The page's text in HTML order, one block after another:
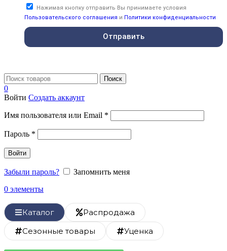
Нажимая кнопку отправить Вы принимаете условия
Пользовательского соглашения и Политики конфиденциальности
Отправить
Поиск
0
Войти Создать аккаунт
Имя пользователя или Email *
Пароль *
Войти
Забыли пароль?
Запомнить меня
0 элементы
Каталог
Распродажа
Сезонные товары
Уценка